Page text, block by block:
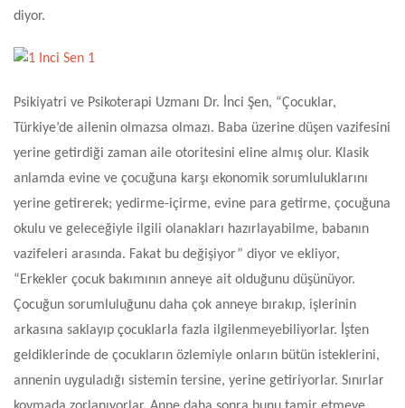
diyor.
Psikiyatri ve Psikoterapi Uzmanı Dr. İnci Şen, “Çocuklar,
Türkiye’de ailenin olmazsa olmazı. Baba üzerine düşen vazifesini
yerine getirdiği zaman aile otoritesini eline almış olur. Klasik
anlamda evine ve çocuğuna karşı ekonomik sorumluluklarını
yerine getirerek; yedirme-içirme, evine para getirme, çocuğuna
okulu ve geleceğiyle ilgili olanakları hazırlayabilme, babanın
vazifeleri arasında. Fakat bu değişiyor” diyor ve ekliyor,
“Erkekler çocuk bakımının anneye ait olduğunu düşünüyor.
Çocuğun sorumluluğunu daha çok anneye bırakıp, işlerinin
arkasına saklayıp çocuklarla fazla ilgilenmeyebiliyorlar. İşten
geldiklerinde de çocukların özlemiyle onların bütün isteklerini,
annenin uyguladığı sistemin tersine, yerine getiriyorlar. Sınırlar